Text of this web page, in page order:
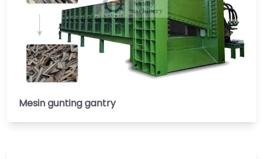
Mesin gunting gantry